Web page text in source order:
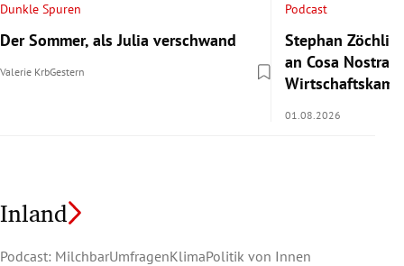
Dunkle Spuren
Der Sommer, als Julia verschwand
Valerie KrbGestern
Podcast
Stephan
an Cosa Nostra
01.08.2026
Inland
Podcast: MilchbarUmfragenKlimaPolitik von Innen